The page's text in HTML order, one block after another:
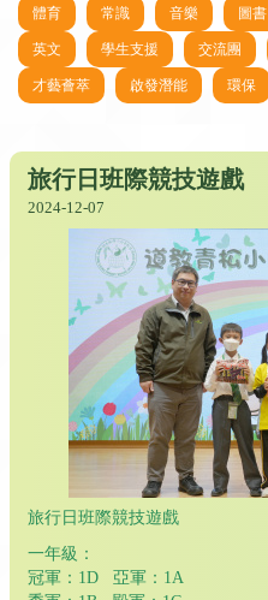
體育 常識 音樂 圖書
英文 學生支援 交流團
才藝薈萃 啟發潛能 環保
旅行日班際競技遊戲
2024-12-07
旅行日班際競技遊戲
一年級：
冠軍：1D 亞軍：1A